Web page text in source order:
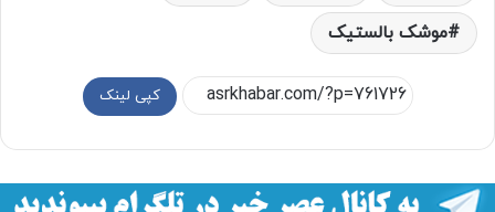
موشک بالستیک
کپی لینک